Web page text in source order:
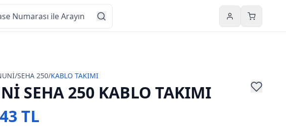
HesabımSepetim
/SEHA 250/KABLO TAKIMI
SEHA 250 KABLO TAKIMI
TL